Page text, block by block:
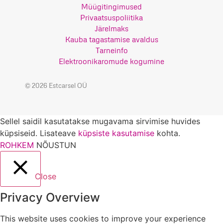
Müügitingimused
Privaatsuspoliitika
Järelmaks
Kauba tagastamise avaldus
Tarneinfo
Elektroonikaromude kogumine
© 2026 Estcarsel OÜ
Sellel saidil kasutatakse mugavama sirvimise huvides
küpsiseid. Lisateave küpsiste kasutamise kohta.
ROHKEM NÕUSTUN
Close
Privacy Overview
This website uses cookies to improve your experience